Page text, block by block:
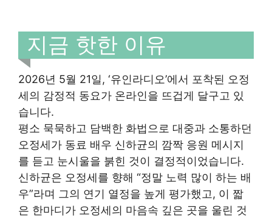
지금 핫한 이유
2026년 5월 21일, ‘유인라디오’에서 포착된 오정
세의 감정적 동요가 온라인을 뜨겁게 달구고 있
습니다.
평소 묵묵하고 담백한 화법으로 대중과 소통하던
오정세가 동료 배우 신하균의 깜짝 응원 메시지
를 듣고 눈시울을 붉힌 것이 결정적이었습니다.
신하균은 오정세를 향해 “정말 노력 많이 하는 배
우”라며 그의 연기 열정을 높게 평가했고, 이 짧
은 한마디가 오정세의 마음속 깊은 곳을 울린 것